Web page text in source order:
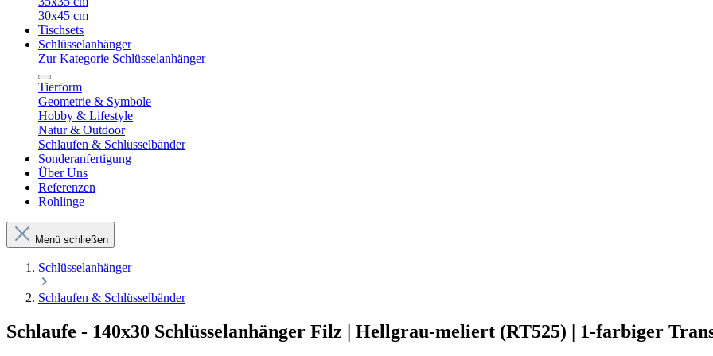
30x45 cm
Tischsets
Schlüsselanhänger
Zur Kategorie Schlüsselanhänger
Tierform
Geometrie & Symbole
Hobby & Lifestyle
Natur & Outdoor
Schlaufen & Schlüsselbänder
Sonderanfertigung
Über Uns
Referenzen
Rohlinge
Menü schließen
Schlüsselanhänger
Schlaufen & Schlüsselbänder
Schlaufe - 140x30 Schlüsselanhänger Filz | Hellgrau-meliert (RT525) | 1-farbiger